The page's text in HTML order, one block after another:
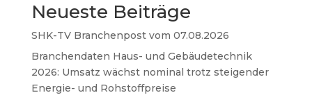
Neueste Beiträge
SHK-TV Branchenpost vom 07.08.2026
Branchendaten Haus- und Gebäudetechnik
2026: Umsatz wächst nominal trotz steigender
Energie- und Rohstoffpreise